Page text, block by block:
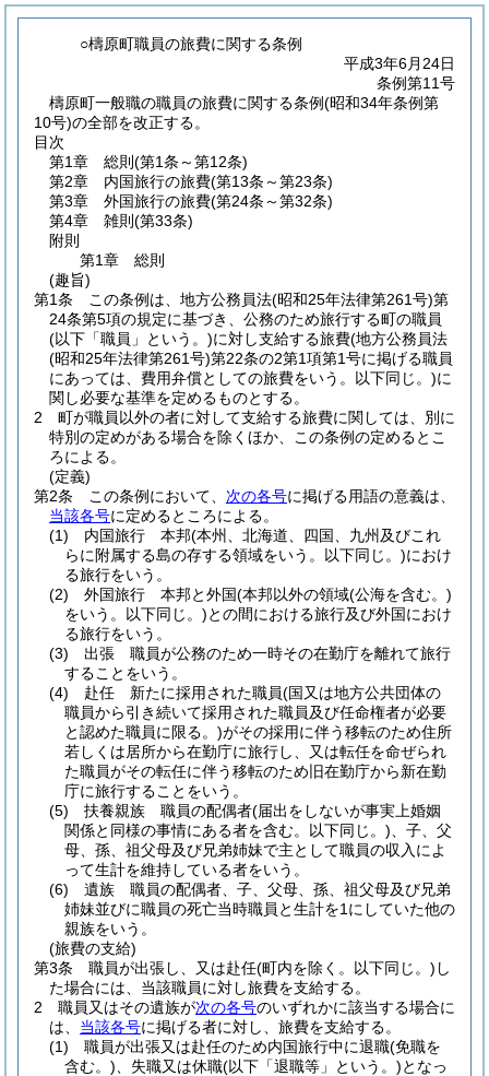
○檮原町職員の旅費に関する条例
平成3年6月24日
条例第11号
檮原町一般職の職員の旅費に関する条例(昭和34年条例第
10号)の全部を改正する。
目次
第1章
総則 (第1条～第12条)
第2章
内国旅行の旅費(第13条～第23条)
第3章
外国旅行の旅費(第24条～第32条)
第4章
雑則 (第33条)
附則
第1章
総則
(趣旨)
第1条
この条例は、地方公務員法(昭和25年法律第261号)第
24条第5項の規定に基づき、公務のため旅行する町の職員
(以下「職員」という。)に対し支給する旅費(地方公務員法
(昭和25年法律第261号)第22条の2第1項第1号に掲げる職員
にあっては、費用弁償としての旅費をいう。以下同じ。)に
関し必要な基準を定めるものとする。
2
町が職員以外の者に対して支給する旅費に関しては、別に
特別の定めがある場合を除くほか、この条例の定めるとこ
ろによる。
(定義)
第2条
この条例において、 次の各号に掲げる用語の意義は、
当該各号に定めるところによる。
(1)
内国旅行 本邦(本州、北海道、四国、九州及びこれ
らに附属する島の存する領域をいう。以下同じ。)におけ
る旅行をいう。
(2)
外国旅行 本邦と外国(本邦以外の領域(公海を含む。)
をいう。以下同じ。)との間における旅行及び外国におけ
る旅行をいう。
(3)
出張 職員が公務のため一時その在勤庁を離れて旅行
することをいう。
(4)
赴任 新たに採用された職員(国又は地方公共団体の
職員から引き続いて採用された職員及び任命権者が必要
と認めた職員に限る。)がその採用に伴う移転のため住所
若しくは居所から在勤庁に旅行し、又は転任を命ぜられ
た職員がその転任に伴う移転のため旧在勤庁から新在勤
庁に旅行することをいう。
(5)
扶養親族 職員の配偶者(届出をしないが事実上婚姻
関係と同様の事情にある者を含む。以下同じ。) 、子、父
母、孫、祖父母及び兄弟姉妹で主として職員の収入によ
って生計を維持している者をいう。
(6)
遺族 職員の配偶者、子、父母、孫、祖父母及び兄弟
姉妹並びに職員の死亡当時職員と生計を1にしていた他の
親族をいう。
(旅費の支給)
第3条
職員が出張し、又は赴任(町内を除く。以下同じ。) し
た場合には、当該職員に対し旅費を支給する。
2
職員又はその遺族が次の各号のいずれかに該当する場合に
は、 当該各号に掲げる者に対し、旅費を支給する。
(1)
職員が出張又は赴任のため内国旅行中に退職(免職を
含む。) 、失職又は休職(以下「退職等」という。)となっ